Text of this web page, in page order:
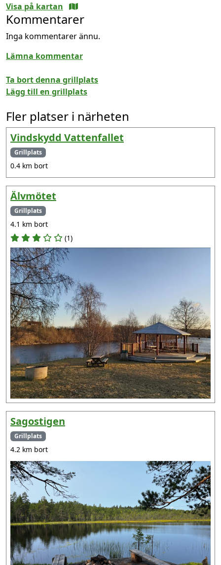
Visa på kartan
Kommentarer
Inga kommentarer ännu.
Lämna kommentar
Ta bort denna grillplats
Lägg till en grillplats
Fler platser i närheten
Vindskydd Vattenfallet
Grillplats
0.4 km bort
Älvmötet
Grillplats
4.1 km bort
(1)
Sagostigen
Grillplats
4.2 km bort